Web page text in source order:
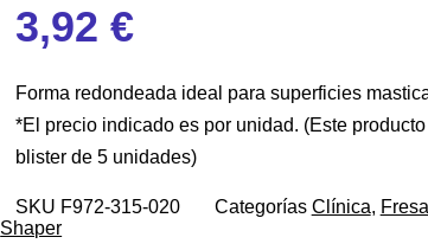
3,92 €
Forma redondeada ideal para superficies
*El precio indicado es por unidad. (Este
blister de 5 unidades)
SKU F972-315-020 Categorías Clínica,
Shaper